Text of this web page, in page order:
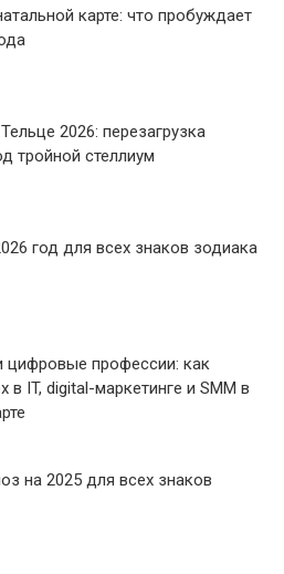
карте: что пробуждает
2026: перезагрузка
тройной стеллиум
год для всех знаков зодиака
цифровые профессии: как
в IT, digital-маркетинге и SMM в
на 2025 для всех знаков